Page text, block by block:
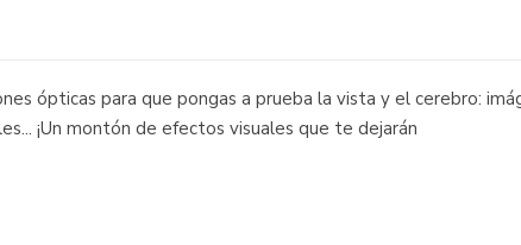
ópticas para que pongas a prueba la vista y el cerebro:
¡Un montón de efectos visuales que te dejarán